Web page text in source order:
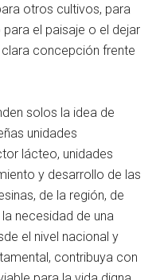
otros cultivos, para
el paisaje o el dejar
concepción frente
solos la idea de
unidades
lácteo, unidades
y desarrollo de las
de la región, de
necesidad de una
el nivel nacional y
contribuya con